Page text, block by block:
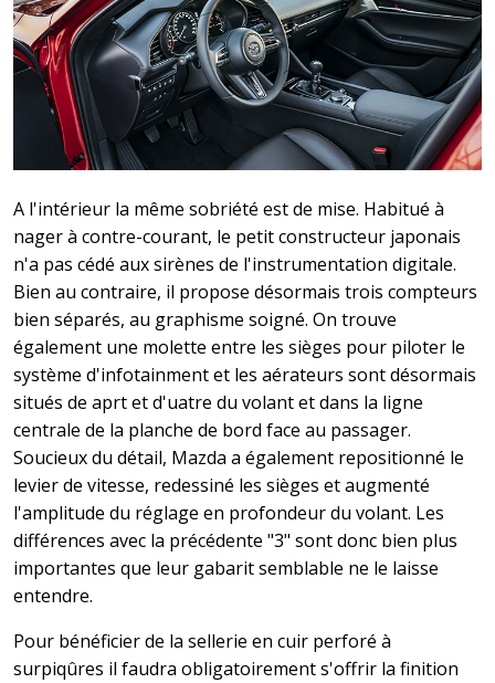
A l'intérieur la même sobriété est de mise. Habitué à
nager à contre-courant, le petit constructeur japonais
n'a pas cédé aux sirènes de l'instrumentation digitale.
Bien au contraire, il propose désormais trois compteurs
bien séparés, au graphisme soigné. On trouve
également une molette entre les sièges pour piloter le
système d'infotainment et les aérateurs sont désormais
situés de aprt et d'uatre du volant et dans la ligne
centrale de la planche de bord face au passager.
Soucieux du détail, Mazda a également repositionné le
levier de vitesse, redessiné les sièges et augmenté
l'amplitude du réglage en profondeur du volant. Les
différences avec la précédente "3" sont donc bien plus
importantes que leur gabarit semblable ne le laisse
entendre.
Pour bénéficier de la sellerie en cuir perforé à
surpiqûres il faudra obligatoirement s'offrir la finition